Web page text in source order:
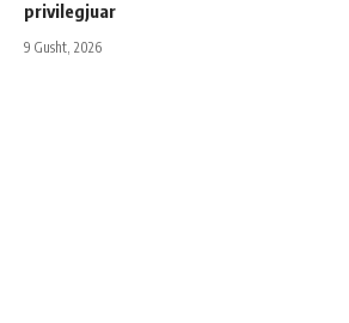
privilegjuar
9 Gusht, 2026